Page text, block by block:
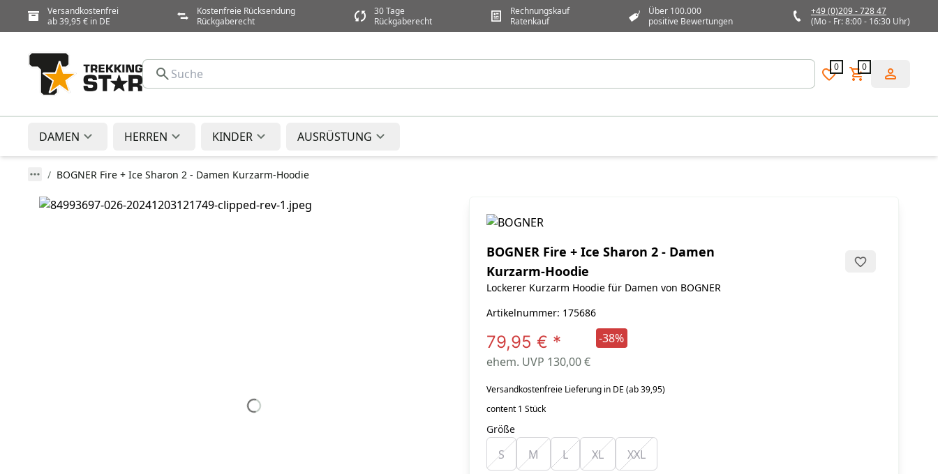
Versandkostenfrei
ab 39,95 € in DE
Kostenfreie Rücksendung
Rückgaberecht
30 Tage
Rückgaberecht
Rechnungskauf
Ratenkauf
Über 100.000
positive Bewertungen
+49 (0)209 - 728 47
(Mo - Fr: 8:00 - 16:30 Uhr)
0 0
DAMEN HERREN KINDER AUSRÜSTUNG
BOGNER Fire + Ice Sharon 2 - Damen Kurzarm-Hoodie
BOGNER Fire + Ice Sharon 2 - Damen
Kurzarm-Hoodie
Lockerer Kurzarm Hoodie für Damen von BOGNER
Artikelnummer: 175686
79,95 € *
ehem. UVP 130,00 €
-38%
Versandkostenfreie Lieferung in DE (ab 39,95)
content 1 Stück
Größe
S M L XL XXL